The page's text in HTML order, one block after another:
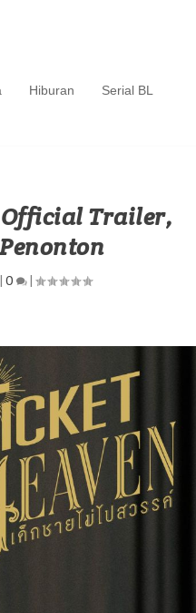
Hiburan Serial BL
Official Trailer,
0 |